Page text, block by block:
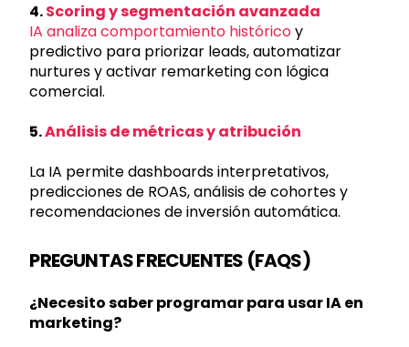
4.Scoring y segmentación avanzada
IA analiza comportamiento históricoy
predictivo para priorizar leads, automatizar
nurtures y activar remarketing con lógica
comercial.
5.Análisis de métricas y atribución
La IA permite dashboards interpretativos,
predicciones de ROAS, análisis de cohortes y
recomendaciones de inversión automática.
PREGUNTAS FRECUENTES (FAQS)
¿Necesito saber programar para usar IA en
marketing?